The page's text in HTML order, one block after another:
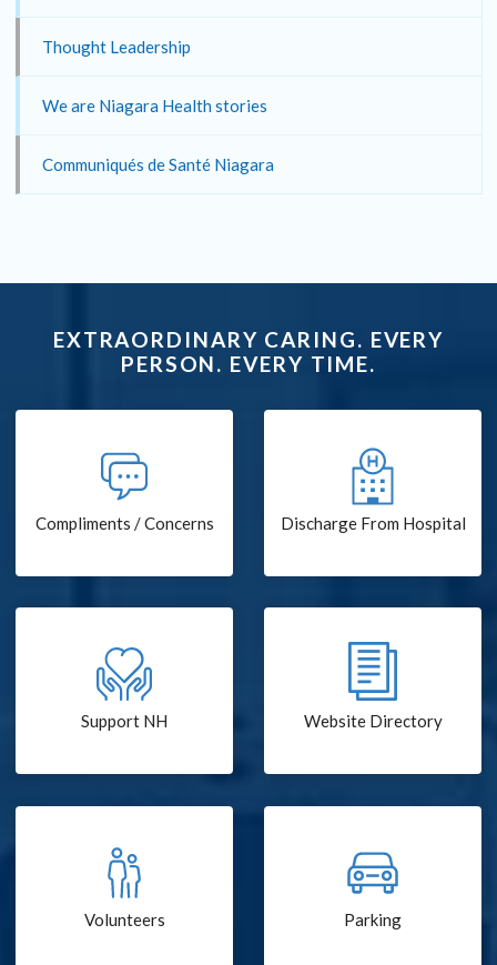
Thought Leadership
We are Niagara Health stories
Communiqués de Santé Niagara
EXTRAORDINARY CARING. EVERY
PERSON. EVERY TIME.
Compliments / Concerns Discharge From Hospital
Support NH Website Directory
Volunteers Parking